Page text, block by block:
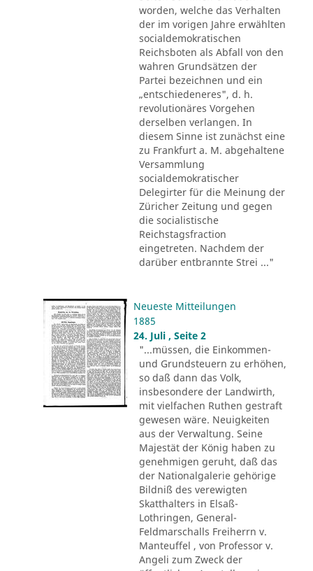
worden, welche das Verhalten
der im vorigen Jahre erwählten
socialdemokratischen
Reichsboten als Abfall von den
wahren Grundsätzen der
Partei bezeichnen und ein
„entschiedeneres", d. h.
revolutionäres Vorgehen
derselben verlangen. In
diesem Sinne ist zunächst eine
zu Frankfurt a. M. abgehaltene
Versammlung
socialdemokratischer
Delegirter für die Meinung der
Züricher Zeitung und gegen
die socialistische
Reichstagsfraction
eingetreten. Nachdem der
darüber entbrannte Strei ..."
Neueste Mitteilungen
1885
24. Juli , Seite 2
"...müssen, die Einkommen-
und Grundsteuern zu erhöhen,
so daß dann das Volk,
insbesondere der Landwirth,
mit vielfachen Ruthen gestraft
gewesen wäre. Neuigkeiten
aus der Verwaltung. Seine
Majestät der König haben zu
genehmigen geruht, daß das
der Nationalgalerie gehörige
Bildniß des verewigten
Skatthalters in Elsaß-
Lothringen, General-
Feldmarschalls Freiherrn v.
Manteuffel , von Professor v.
Angeli zum Zweck der